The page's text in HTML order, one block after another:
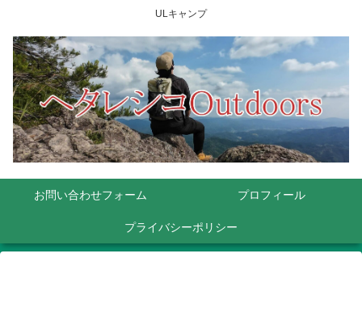
ULキャンプ
お問い合わせフォーム プロフィール
プライバシーポリシー